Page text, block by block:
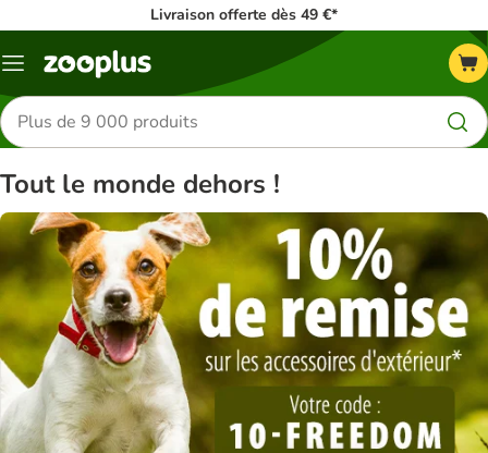
Livraison offerte dès 49 €*
Menu
Rechercher
des
produits
Tout le monde dehors !